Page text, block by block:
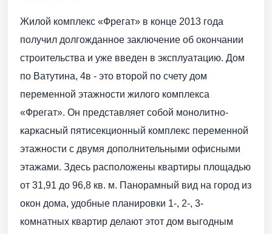
Жилой комплекс «Фрегат» в конце 2013 года
получил долгожданное заключение об окончании
строительства и уже введен в эксплуатацию. Дом
по Ватутина, 4в - это второй по счету дом
переменной этажности жилого комплекса
«Фрегат». Он представляет собой монолитно-
каркасный пятисекционный комплекс переменной
этажности с двумя дополнительными офисными
этажами. Здесь расположены квартиры площадью
от 31,91 до 96,8 кв. м. Панорамный вид на город из
окон дома, удобные планировки 1-, 2-, 3-
комнатных квартир делают этот дом выгодным